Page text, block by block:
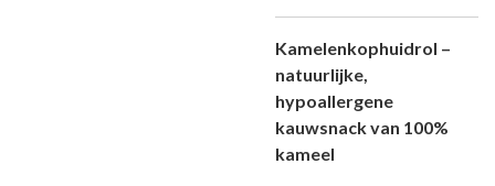
Kamelenkophuidrol –
natuurlijke,
hypoallergene
kauwsnack van 100%
kameel